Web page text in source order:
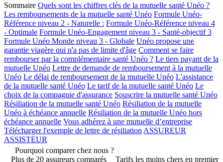
Sommaire Quels sont les chiffres clés de la mutuelle santé Unéo ?
Les remboursements de la mutuelle santé Unéo Formule Unéo-
Référence niveau 2 - Naturelle : Formule Unéo-Référence niveau 4
- Optimale Formule Unéo-Engagement niveau 3 - Santé-objectif 3
Formule Unéo Monde niveau 3 - Globale Unéo propose une
garantie viagère qui n'a pas de limite d'âge Comment se faire
rembourser par la complémentaire santé Unéo ? Le tiers payant de la
mutuelle Unéo Lettre de demande de remboursement à la mutuelle
Unéo Le délai de remboursement de la mutuelle Unéo L'assistance
de la mutuelle santé Unéo Le tarif de la mutuelle santé Unéo Le
choix de la compagnie d'assurance Souscrire la mutuelle santé Unéo
Résiliation de la mutuelle santé Unéo Résiliation de la mutuelle
Unéo à échéance annuelle Résiliation de la mutuelle Unéo hors
échéance annuelle Vous adhérez à une mutuelle d’entreprise
Télécharger l'exemple de lettre de résiliation ASSUREUR
ASSISTEUR
Pourquoi comparer chez nous ?
Plus de 20 assureurs comparés
Tarifs les moins chers en premier